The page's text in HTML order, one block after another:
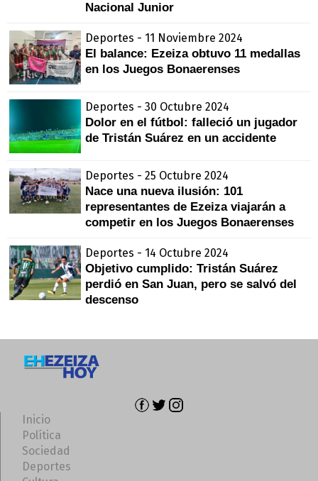
Nacional Junior
Deportes - 11 Noviembre 2024
El balance: Ezeiza obtuvo 11 medallas
en los Juegos Bonaerenses
Deportes - 30 Octubre 2024
Dolor en el fútbol: falleció un jugador
de Tristán Suárez en un accidente
Deportes - 25 Octubre 2024
Nace una nueva ilusión: 101
representantes de Ezeiza viajarán a
competir en los Juegos Bonaerenses
Deportes - 14 Octubre 2024
Objetivo cumplido: Tristán Suárez
perdió en San Juan, pero se salvó del
descenso
Inicio
Política
Sociedad
Deportes